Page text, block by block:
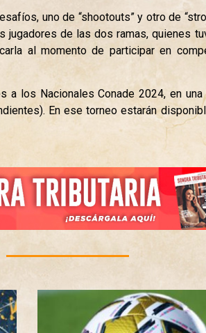
uno de “shootouts” y otro de
de las dos ramas, quienes
al momento de participar en
a los Nacionales Conade 2024, en una
En ese torneo estarán